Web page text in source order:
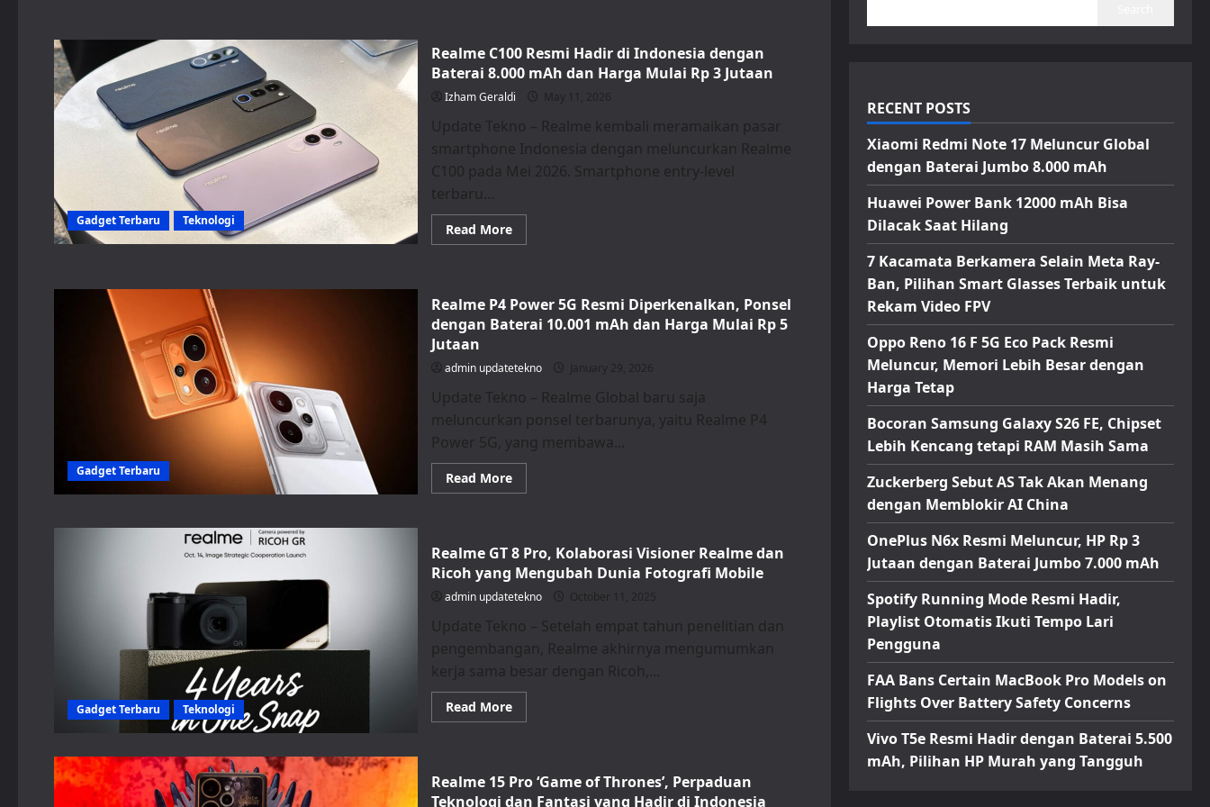
Gadget Terbaru Teknologi
Realme C100 Resmi Hadir di Indonesia dengan
Baterai 8.000 mAh dan Harga Mulai Rp 3 Jutaan
Izham Geraldi May 11, 2026
Update Tekno – Realme kembali meramaikan pasar
smartphone Indonesia dengan meluncurkan Realme
C100 pada Mei 2026. Smartphone entry-level
terbaru...
Read MoreRead
more
Hadir
di
Indonesia
8.000
dan
Harga
Mulai
3
Jutaan
Gadget Terbaru
Realme P4 Power 5G Resmi Diperkenalkan, Ponsel
dengan Baterai 10.001 mAh dan Harga Mulai Rp 5
Jutaan
admin updatetekno January 29, 2026
Update Tekno – Realme Global baru saja
meluncurkan ponsel terbarunya, yaitu Realme P4
Power 5G, yang membawa...
Read MoreRead
more
5G
Resmi
Diperkenalkan,
Ponsel
dengan
10.001
dan
Harga
Mulai
Rp
5
Jutaan
Gadget Terbaru Teknologi
Realme GT 8 Pro, Kolaborasi Visioner Realme dan
Ricoh yang Mengubah Dunia Fotografi Mobile
admin updatetekno October 11, 2025
Update Tekno – Setelah empat tahun penelitian dan
pengembangan, Realme akhirnya mengumumkan
kerja sama besar dengan Ricoh,...
Read MoreRead
more
Pro,
Kolaborasi
Realme 15 Pro ‘Game of Thrones’, Perpaduan
Teknologi dan Fantasi yang Hadir di Indonesia
RECENT POSTS
Xiaomi Redmi Note 17 Meluncur Global
dengan Baterai Jumbo 8.000 mAh
Huawei Power Bank 12000 mAh Bisa
Dilacak Saat Hilang
7 Kacamata Berkamera Selain Meta Ray-
Ban, Pilihan Smart Glasses Terbaik untuk
Rekam Video FPV
Oppo Reno 16 F 5G Eco Pack Resmi
Meluncur, Memori Lebih Besar dengan
Harga Tetap
Bocoran Samsung Galaxy S26 FE, Chipset
Lebih Kencang tetapi RAM Masih Sama
Zuckerberg Sebut AS Tak Akan Menang
dengan Memblokir AI China
OnePlus N6x Resmi Meluncur, HP Rp 3
Jutaan dengan Baterai Jumbo 7.000 mAh
Spotify Running Mode Resmi Hadir,
Playlist Otomatis Ikuti Tempo Lari
Pengguna
FAA Bans Certain MacBook Pro Models on
Flights Over Battery Safety Concerns
Vivo T5e Resmi Hadir dengan Baterai 5.500
mAh, Pilihan HP Murah yang Tangguh